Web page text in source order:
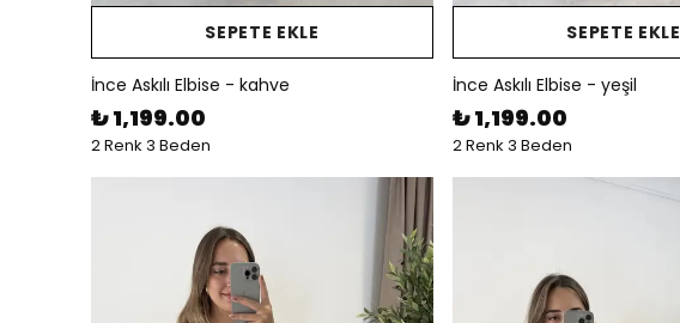
SEPETE EKLE
İnce Askılı Elbise - kahve
₺ 1,199.00
2 Renk 3 Beden
SEPETE EKLE
İnce Askılı Elbise - yeşil
₺ 1,199.00
2 Renk 3 Beden